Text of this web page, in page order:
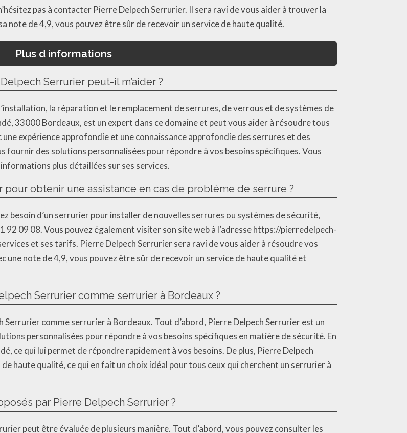
pas à contacter Pierre Delpech Serrurier. Il sera ravi de vous aider à trouver la
note de 4,9, vous pouvez être sûr de recevoir un service de haute qualité.
Plus d informations
Serrurier peut-il m’aider ?
la réparation et le remplacement de serrures, de verrous et de systèmes de
33000 Bordeaux, est un expert dans ce domaine et peut vous aider à résoudre tous
expérience approfondie et une connaissance approfondie des serrures et des
fournir des solutions personnalisées pour répondre à vos besoins spécifiques. Vous
plus détaillées sur ses services.
obtenir une assistance en cas de problème de serrure ?
besoin d’un serrurier pour installer de nouvelles serrures ou systèmes de sécurité,
09 08. Vous pouvez également visiter son site web à l’adresse https://pierredelpech-
et ses tarifs. Pierre Delpech Serrurier sera ravi de vous aider à résoudre vos
une note de 4,9, vous pouvez être sûr de recevoir un service de haute qualité et
Serrurier comme serrurier à Bordeaux ?
comme serrurier à Bordeaux. Tout d’abord, Pierre Delpech Serrurier est un
personnalisées pour répondre à vos besoins spécifiques en matière de sécurité. En
ce qui lui permet de répondre rapidement à vos besoins. De plus, Pierre Delpech
haute qualité, ce qui en fait un choix idéal pour tous ceux qui cherchent un serrurier à
par Pierre Delpech Serrurier ?
peut être évaluée de plusieurs manière. Tout d’abord, vous pouvez consulter les